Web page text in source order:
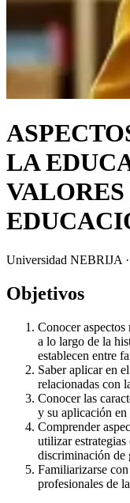
LA
Universidad NEBRIJA
Objetivos
Conocer
a lo largo de la
establecen entre
Saber aplicar en
relacionadas con
Conocer las
y su aplicación
Comprender
utilizar estrategias
discriminación de
Familiarizarse
profesionales de